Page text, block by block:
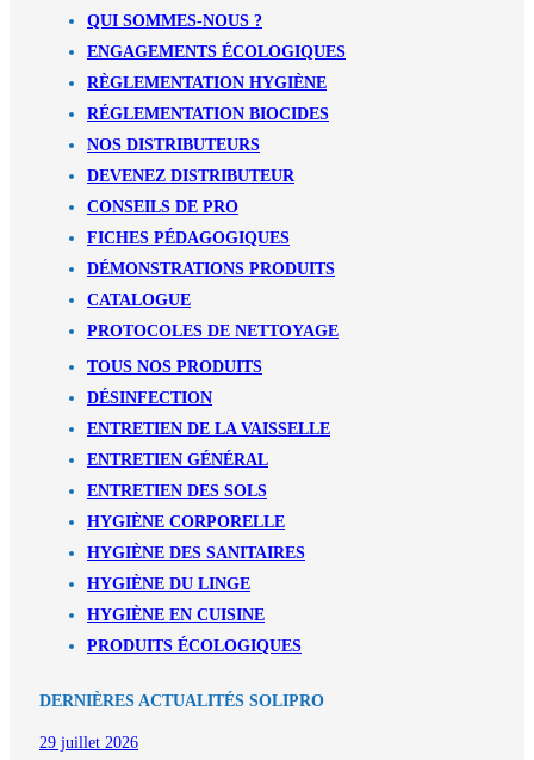
QUI SOMMES-NOUS ?
ENGAGEMENTS ÉCOLOGIQUES
RÈGLEMENTATION HYGIÈNE
RÉGLEMENTATION BIOCIDES
NOS DISTRIBUTEURS
DEVENEZ DISTRIBUTEUR
CONSEILS DE PRO
FICHES PÉDAGOGIQUES
DÉMONSTRATIONS PRODUITS
CATALOGUE
PROTOCOLES DE NETTOYAGE
TOUS NOS PRODUITS
DÉSINFECTION
ENTRETIEN DE LA VAISSELLE
ENTRETIEN GÉNÉRAL
ENTRETIEN DES SOLS
HYGIÈNE CORPORELLE
HYGIÈNE DES SANITAIRES
HYGIÈNE DU LINGE
HYGIÈNE EN CUISINE
PRODUITS ÉCOLOGIQUES
DERNIÈRES ACTUALITÉS SOLIPRO
29 juillet 2026